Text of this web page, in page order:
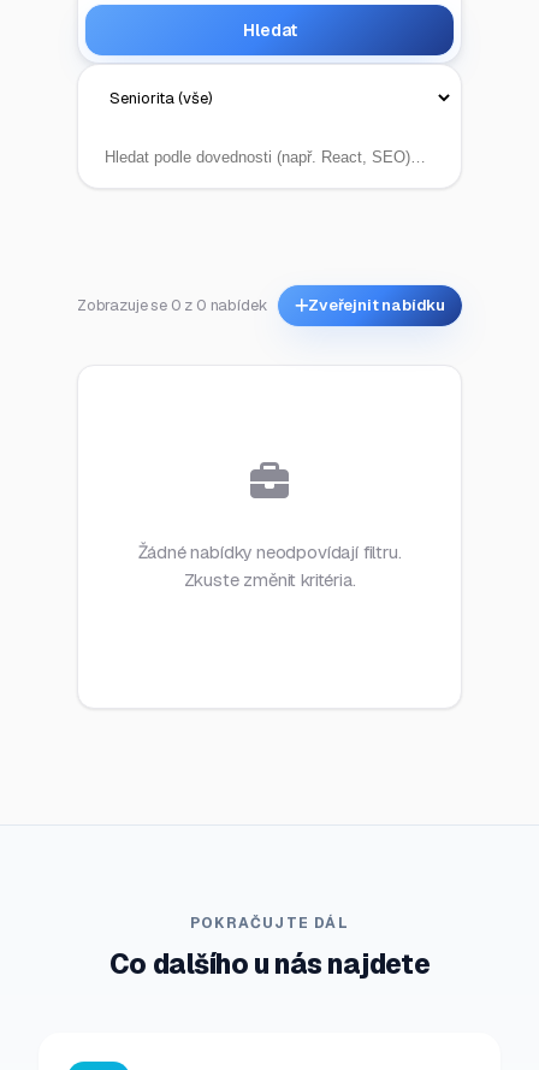
Hledat
Zobrazuje se 0 z 0 nabídek Zveřejnit nabídku
Žádné nabídky neodpovídají filtru.
Zkuste změnit kritéria.
POKRAČUJTE DÁL
Co dalšího u nás najdete